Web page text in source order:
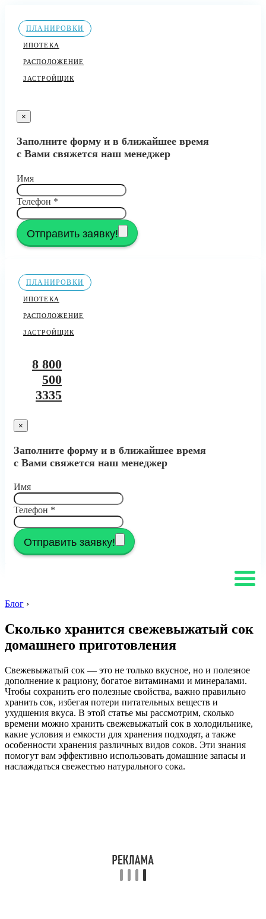
ПЛАНИРОВКИ
ИПОТЕКА
РАСПОЛОЖЕНИЕ
ЗАСТРОЙЩИК
×
Заполните форму и в ближайшее время
с Вами свяжется наш менеджер
Имя
Телефон *
Отправить заявку!
ПЛАНИРОВКИ
ИПОТЕКА
РАСПОЛОЖЕНИЕ
ЗАСТРОЙЩИК
8 800
500
3335
×
Заполните форму и в ближайшее время
с Вами свяжется наш менеджер
Имя
Телефон *
Отправить заявку!
Блог ›
Сколько хранится свежевыжатый сок
домашнего приготовления
Свежевыжатый сок — это не только вкусное, но и полезное
дополнение к рациону, богатое витаминами и минералами.
Чтобы сохранить его полезные свойства, важно правильно
хранить сок, избегая потери питательных веществ и
ухудшения вкуса. В этой статье мы рассмотрим, сколько
времени можно хранить свежевыжатый сок в холодильнике,
какие условия и емкости для хранения подходят, а также
особенности хранения различных видов соков. Эти знания
помогут вам эффективно использовать домашние запасы и
наслаждаться свежестью натурального сока.